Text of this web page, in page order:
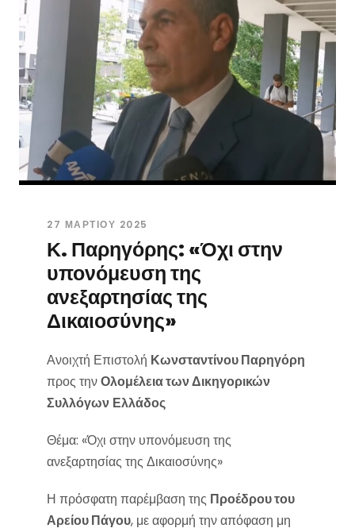
27 ΜΑΡΤΊΟΥ 2025
Κ. Παρηγόρης: «Όχι στην
υπονόμευση της
ανεξαρτησίας της
Δικαιοσύνης»
Ανοιχτή Επιστολή Κωνσταντίνου Παρηγόρη
προς τηνΟλομέλεια των Δικηγορικών
Συλλόγων Ελλάδος
Θέμα: «Όχι στην υπονόμευση της
ανεξαρτησίας της Δικαιοσύνης»
Η πρόσφατη παρέμβαση της Προέδρου του
Αρείου Πάγου, με αφορμή την απόφαση μη